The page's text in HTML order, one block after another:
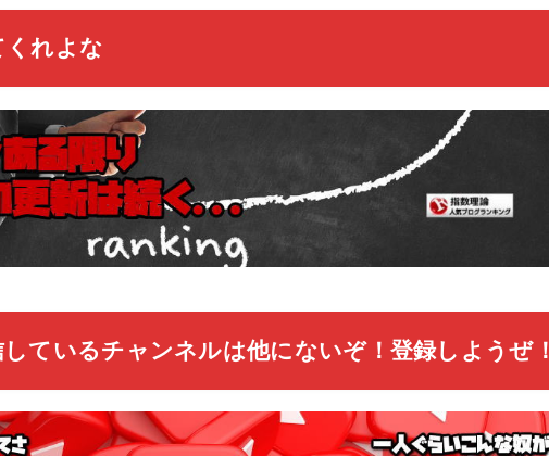
くれよな
ているチャンネルは他にないぞ！登録しようぜ！